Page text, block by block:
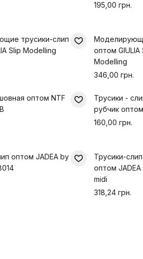
195,00 грн.
трусики-слип
Slip Modelling
оптом GIULIA
Modelling
346,00 грн.
оптом NTF
Трусики -
рубчик
160,00 грн.
оптом JADEA by
Трусики-
оптом JADEA
midi
318,24 грн.